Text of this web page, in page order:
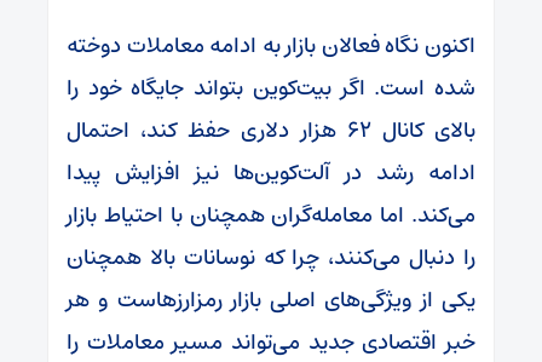
اکنون نگاه فعالان بازار به ادامه معاملات دوخته
شده است. اگر بیت‌کوین بتواند جایگاه خود را
بالای کانال ۶۲ هزار دلاری حفظ کند، احتمال
ادامه رشد در آلت‌کوین‌ها نیز افزایش پیدا
می‌کند. اما معامله‌گران همچنان با احتیاط بازار
را دنبال می‌کنند، چرا که نوسانات بالا همچنان
یکی از ویژگی‌های اصلی بازار رمزارزهاست و هر
خبر اقتصادی جدید می‌تواند مسیر معاملات را